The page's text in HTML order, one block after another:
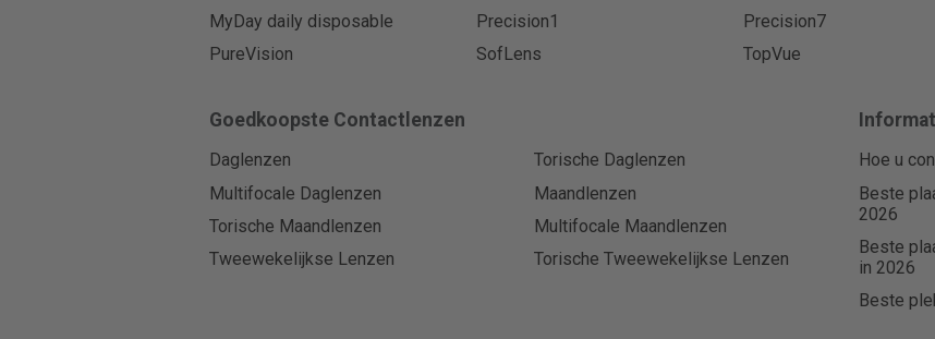
MyDay daily disposable
Precision1 Precision7
PureVision
SofLens TopVue
Goedkoopste Contactlenzen
Daglenzen
Torische Daglenzen
Multifocale Daglenzen
Maandlenzen
Torische Maandlenzen
Multifocale Maandlenzen
Tweewekelijkse Lenzen
Torische Tweewekelijkse Lenzen
Hoe u
Beste
2026
Beste
in 2026
Beste